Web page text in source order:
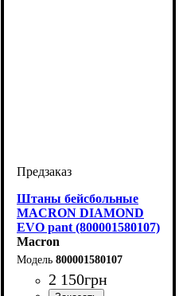
Штаны бейсбольные
MACRON DIAMOND
EVO pant (800001580107)
Macron
800001580107
2 150грн